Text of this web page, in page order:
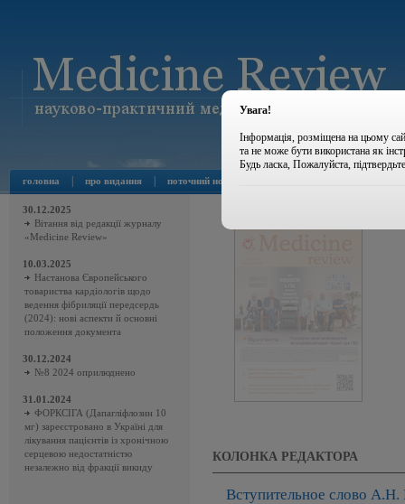
головна про видання поточний номер
30.12.2025
Вітання від редакції журналу
«Medicine Review»
10.03.2025
Настанова Європейського
товариства кардіологів щодо
ведення фібриляції передсердь
(2024): нові аспекти й основні
положення документа
30.12.2024
№8 2024 оприлюднено
31.01.2024
ФОРКСІГА (Дапагліфлозин 10
мг) зареєстровано в Україні для
лікування пацієнтів із хронічною
серцевою недостатністю
незалежно від фракції викиду
КОЛОНКА РЕДАКТОРА
Вступительное слово
Увага!
Інформація, розміщена на цьому
та не може бути використана як
Будь ласка, Пожалуйста,